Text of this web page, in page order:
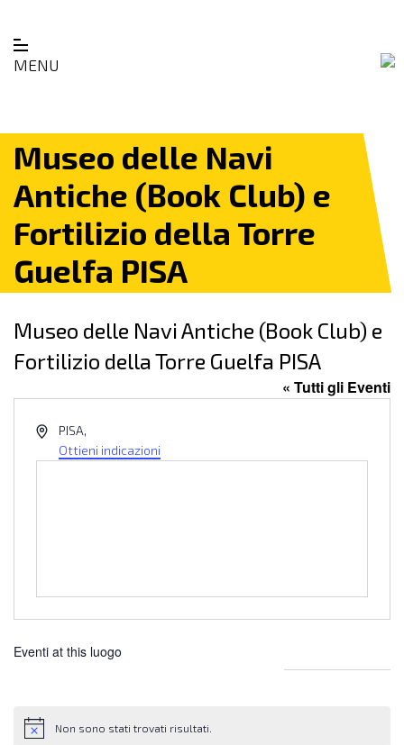
MENU
Museo delle Navi
Antiche (Book Club) e
Fortilizio della Torre
Guelfa PISA
Museo delle Navi Antiche (Book Club) e
Fortilizio della Torre Guelfa PISA
« Tutti gli Eventi
Indirizzo
PISA,
Ottieni indicazioni
Eventi at this luogo
Notice Non sono stati trovati risultati.